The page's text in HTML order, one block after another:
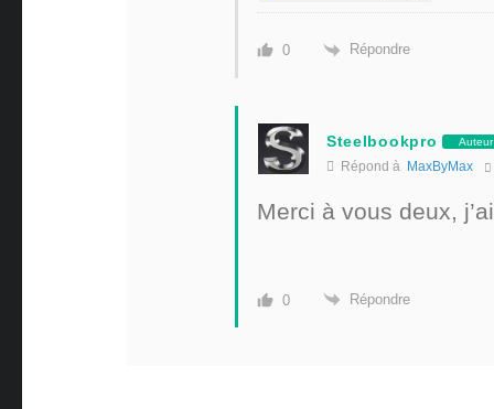
0 Répondre
Steelbookpro Auteur
Répond à MaxByMax
Merci à vous deux,
0 Répondre